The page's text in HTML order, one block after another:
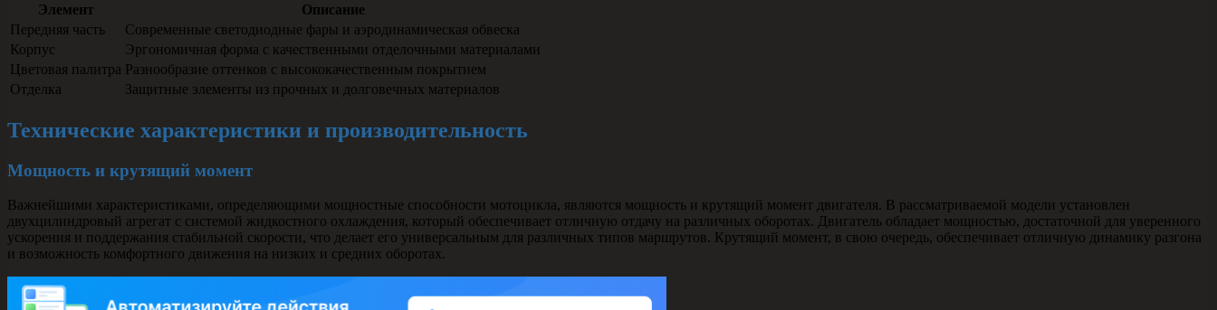
Элемент
Описание
Передняя часть
Современные светодиодные фары и аэродинамическая обвеска
Корпус
Эргономичная форма с качественными отделочными материалами
Цветовая палитра Разнообразие оттенков с высококачественным покрытием
Отделка
Защитные элементы из прочных и долговечных материалов
Технические характеристики и производительность
Мощность и крутящий момент
Важнейшими характеристиками, определяющими мощностные способности мотоцикла, являются мощность и крутящий момент двигателя. В рассматриваемой модели установлен
двухцилиндровый агрегат с системой жидкостного охлаждения, который обеспечивает отличную отдачу на различных оборотах. Двигатель обладает мощностью, достаточной для уверенного
ускорения и поддержания стабильной скорости, что делает его универсальным для различных типов маршрутов. Крутящий момент, в свою очередь, обеспечивает отличную динамику разгона
и возможность комфортного движения на низких и средних оборотах.